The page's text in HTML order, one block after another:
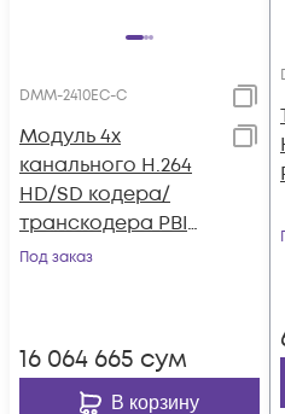
DMM-2410EC-С
Модуль 4х
канального H.264
HD/SD кодера/
транскодера PBI
DMM-2410EC-С
Под заказ
16 064 665 сум
В корзину